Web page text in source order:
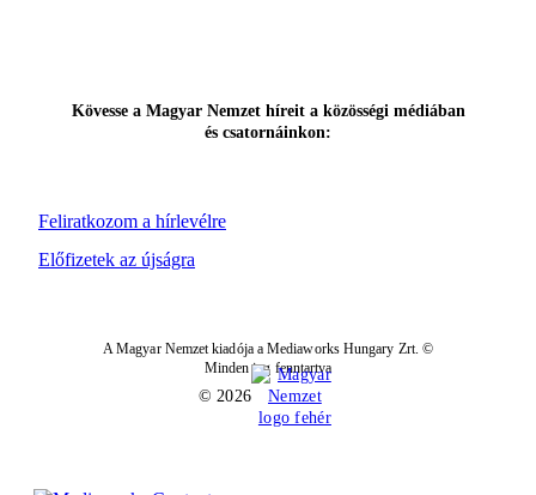
Feliratkozom a hírlevélre
Kövesse a Magyar Nemzet híreit a közösségi médiában
és csatornáinkon:
Előfizetek az újságra
A Magyar Nemzet kiadója a Mediaworks Hungary Zrt. ©
Minden jog fenntartva
© 2026